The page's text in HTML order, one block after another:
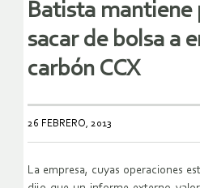
Batista mantiene
sacar de bolsa a
carbón CCX
26 FEBRERO, 2013
La empresa, cuyas operaciones